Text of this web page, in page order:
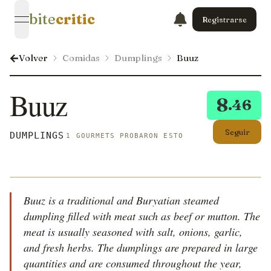
open navigation menu
bitecritic Registrarse
Volver Comidas Dumplings Buuz
8.46
Seguir
Buuz
DUMPLINGS 1 GOURMETS PROBARON ESTO
Buuz is a traditional and Buryatian steamed
dumpling filled with meat such as beef or mutton. The
meat is usually seasoned with salt, onions, garlic,
and fresh herbs. The dumplings are prepared in large
quantities and are consumed throughout the year,